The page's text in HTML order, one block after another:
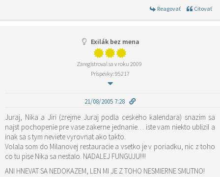
Reagovať Citovať
Exilák bez mena
Zaregistroval sa v roku 2009
Príspevky: 95217
21/08/2005 7:28
Juraj, Nika a Jiri (zrejme Juraj podla ceskeho kalendara) snazim sa
najst pochopenie pre vase zakerne jednanie… iste vam niekto ublizil a
inak sa s tym neviete vyrovnat ako takto.
Volala som do Milanovej restauracie a vsetko je v poriadku, nic z toho
co tu pise Nika sa nestalo. NADALEJ FUNGUJU!!!!
ANI HNEVAT SA NEDOKAZEM, LEN MI JE Z TOHO NESMIERNE SMUTNO!